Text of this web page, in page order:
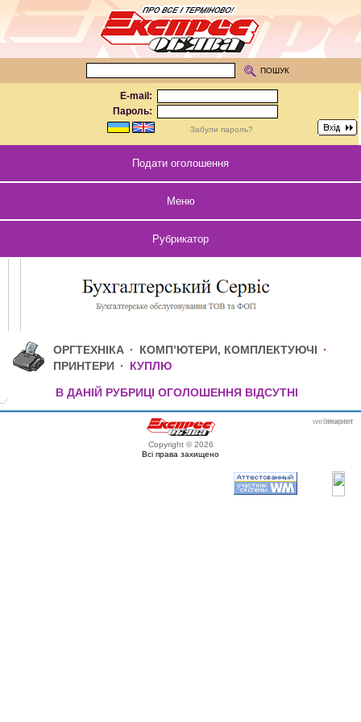
E-mail:
Пароль:
Забули пароль?
ПОШУК
Подати оголошення
Меню
Рубрикатор
ОРГТЕХНІКА · КОМП’ЮТЕРИ, КОМПЛЕКТУЮЧІ ·
ПРИНТЕРИ · КУПЛЮ
В ДАНІЙ РУБРИЦІ ОГОЛОШЕННЯ ВІДСУТНІ
Copyright © 2026
Всі права захищено
webmaster
itexpert